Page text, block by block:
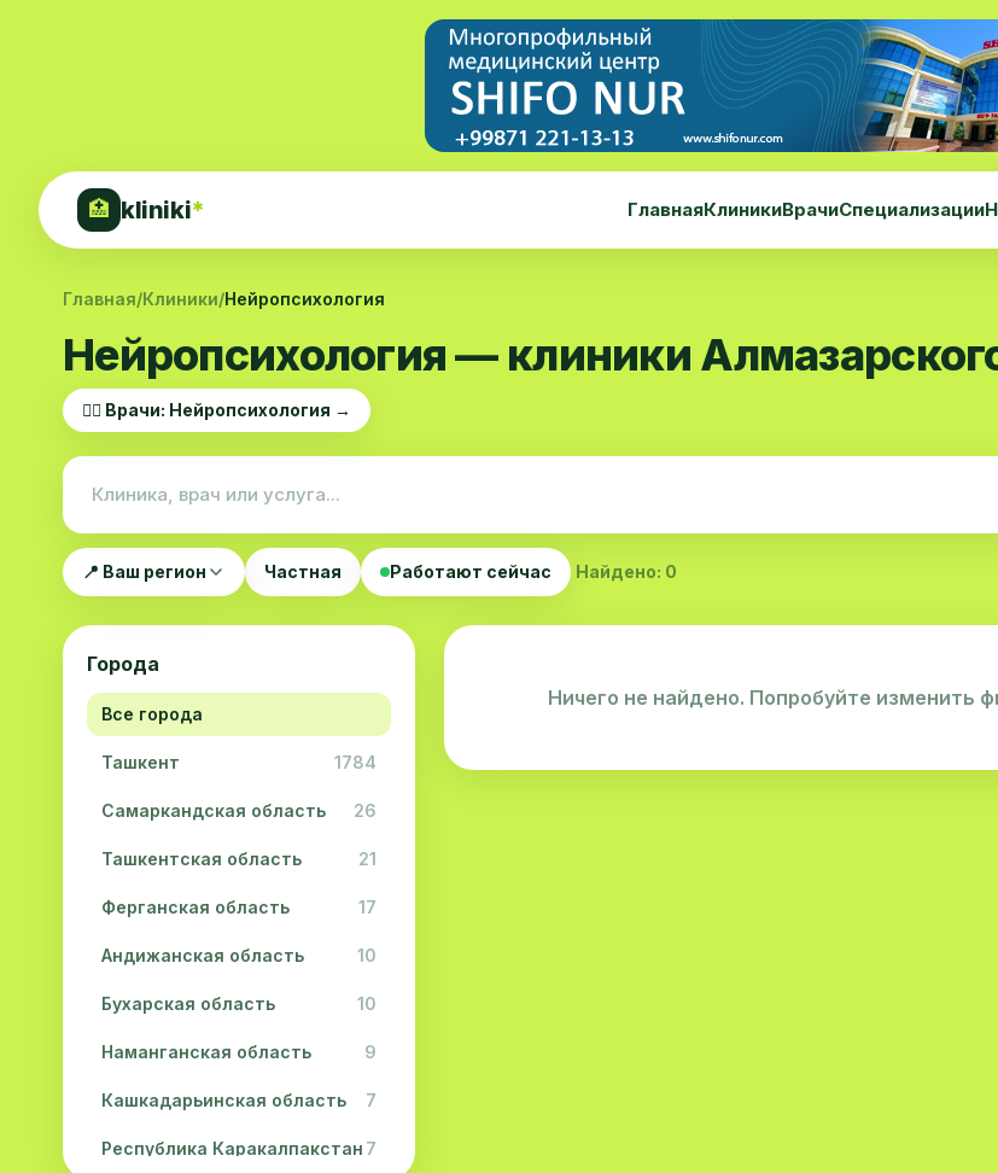
🏥 kliniki* ГлавнаяКлиникиВрачиСпециализации
Главная/Клиники/Нейропсихология
Нейропсихология — клиники
👨‍⚕️ Врачи: Нейропсихология →
📍 Ваш регион Частная Работают сейчас Найдено: 0
Города
Все города
Ташкент 1784
Самаркандская область 26
Ташкентская область 21
Ферганская область 17
Андижанская область 10
Бухарская область 10
Наманганская область 9
Кашкадарьинская область 7
Республика Каракалпакстан 7
Ничего не найдено. Попробуйте изменить